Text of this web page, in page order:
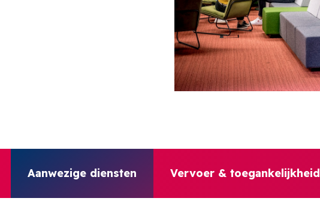
Aanwezige diensten Vervoer & toegankelijkheid